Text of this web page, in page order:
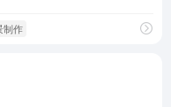
制作